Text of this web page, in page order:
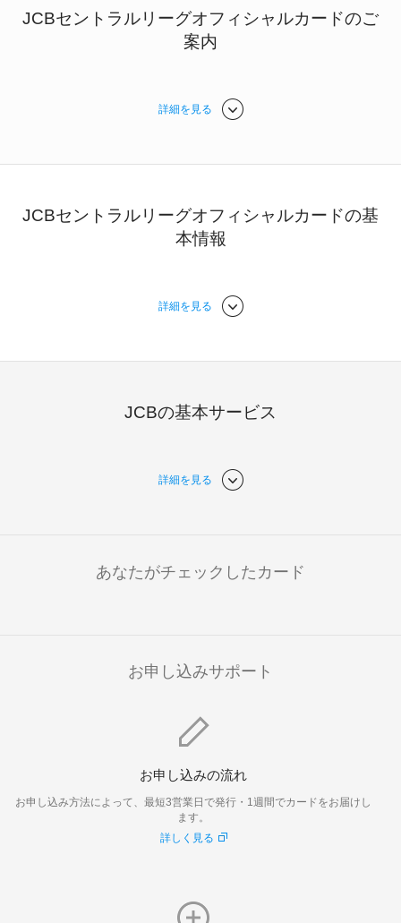
JCBセントラルリーグオフィシャルカードのご
案内
詳細を見る
JCBセントラルリーグオフィシャルカードの基
本情報
詳細を見る
JCBの基本サービス
詳細を見る
あなたがチェックしたカード
お申し込みサポート
お申し込みの流れ
お申し込み方法によって、最短3営業日で発行・1週間でカードをお届けし
ます。
詳しく見る